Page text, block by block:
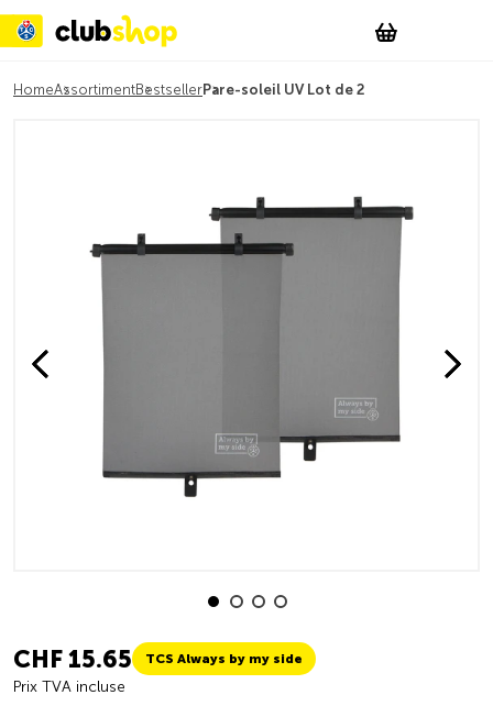
Account
WishList
HomeAssortimentBestsellerPare-soleil UV Lot de 2
CHF 15.65 TCS Always by my side
Prix TVA incluse